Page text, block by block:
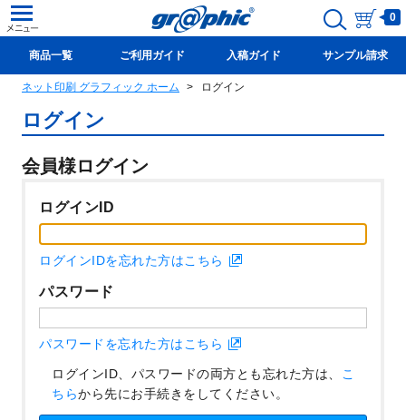
0
商品一覧 ご利用ガイド 入稿ガイド サンプル請求
新規会員登録(無料)
ネット印刷 グラフィック ホーム ログイン
ログイン
会員様ログイン
ログインID
ログインIDを忘れた方はこちら
パスワード
パスワードを忘れた方はこちら
ログインID、パスワードの両方とも忘れた方は、 こ
ちらから先にお手続きをしてください。